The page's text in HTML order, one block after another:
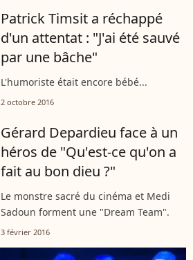
Patrick Timsit a réchappé
d'un attentat : "J'ai été sauvé
par une bâche"
L'humoriste était encore bébé...
2 octobre 2016
Gérard Depardieu face à un
héros de "Qu'est-ce qu'on a
fait au bon dieu ?"
Le monstre sacré du cinéma et Medi
Sadoun forment une "Dream Team".
3 février 2016